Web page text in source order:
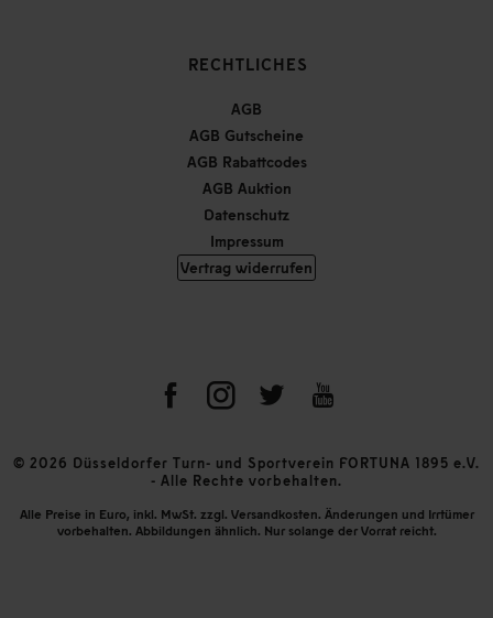
RECHTLICHES
AGB
AGB Gutscheine
AGB Rabattcodes
AGB Auktion
Datenschutz
Impressum
Vertrag widerrufen
© 2026 Düsseldorfer Turn- und Sportverein FORTUNA 1895 e.V.
- Alle Rechte vorbehalten.
Alle Preise in Euro, inkl. MwSt. zzgl. Versandkosten. Änderungen und Irrtümer
vorbehalten. Abbildungen ähnlich. Nur solange der Vorrat reicht.